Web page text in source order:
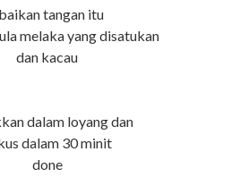
tangan itu
melaka yang disatukan
dan kacau
dalam loyang dan
dalam 30 minit
done